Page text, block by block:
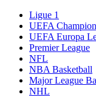
Ligue 1
UEFA
UEFA Europa
Premier League
NFL
NBA Basketball
Major League
NHL